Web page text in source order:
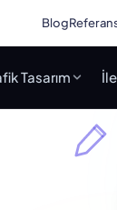
Blog
Tasarım